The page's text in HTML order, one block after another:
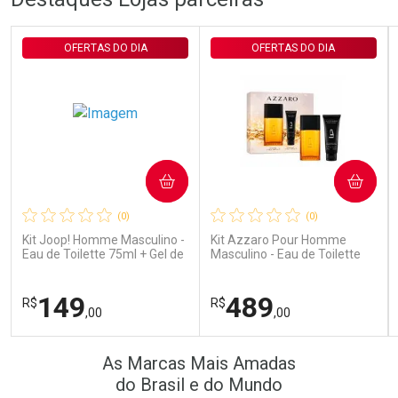
Laboratório
Comprar sem Desconto
Por R$ 389,90/cada
Por Menos
Comprar sem Desconto
Por R$ 389,90/cada
Comprar sem Desconto
Por R$ 172,99/cada
Por Menos
Comprar sem Desconto
Por R$ 172,99/cada
(0)
Kit Joop! Homme Masculino -
Eau de Toilette 75ml + Gel de
OFERTAS DO DIA
R$149,00
COMPRAR
FECHAR
FECHAR
Por Menos
(0)
Kit Azzaro Pour Homme
Masculino - Eau de Toilette
OFERTAS DO DIA
R$489,00
COMPRAR
Laboratório
Por Menos
As Marcas Mais Amadas
do Brasil e do Mundo